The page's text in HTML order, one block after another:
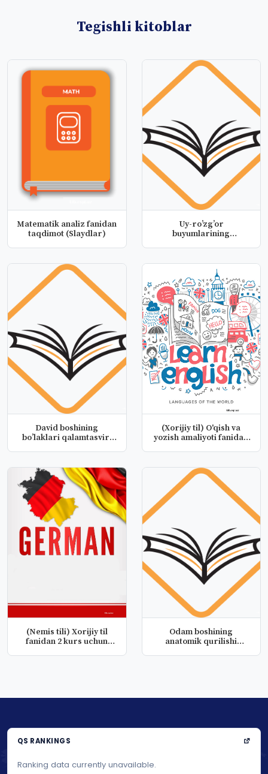
Tegishli kitoblar
Matematik analiz fanidan
taqdimot (Slaydlar)
Uy-ro’zg’or
buyumlarining
David boshining
bo’laklari qalamtasviri
(Xorijiy til) O'qish va
yozish amaliyoti fanidan
(Nemis tili) Xorijiy til
fanidan 2 kurs uchun
Odam boshining
anatomik qurilishi
QS RANKINGS
Ranking data currently unavailable.